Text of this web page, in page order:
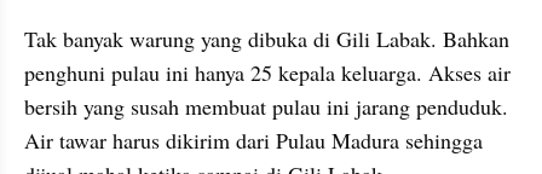
Tak banyak warung yang dibuka di Gili Labak. Bahkan
penghuni pulau ini hanya 25 kepala keluarga. Akses air
bersih yang susah membuat pulau ini jarang penduduk.
Air tawar harus dikirim dari Pulau Madura sehingga